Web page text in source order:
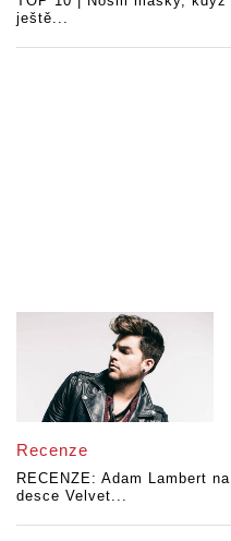
ještě...
Recenze
RECENZE: Adam Lambert na
desce Velvet...